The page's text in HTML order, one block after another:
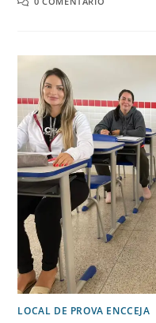
LOCAL DE PROVA ENCCEJA